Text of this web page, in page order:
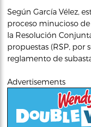
Según García Vélez,
proceso minucioso
la Resolución
propuestas (RSP, por
reglamento de
Advertisements